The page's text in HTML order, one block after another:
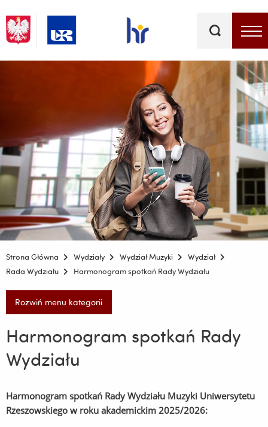
kluczowe
Strona Główna Wydziały Wydział Muzyki
Wydział
Rada Wydziału
Harmonogram spotkań Rady Wydziału
Rozwiń menu kategorii
Harmonogram spotkań Rady
Wydziału
Harmonogram spotkań Rady Wydziału Muzyki Uniwersytetu
Rzeszowskiego w roku akademickim 2025/2026: